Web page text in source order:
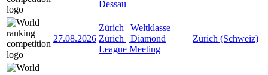
Dessau
27.08.2026
Zürich | Weltklasse
Zürich | Diamond
League Meeting
Zürich (Schweiz)